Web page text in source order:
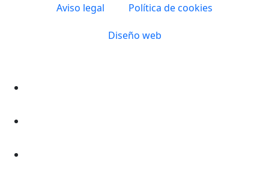
Aviso legal Política de cookies
Diseño web